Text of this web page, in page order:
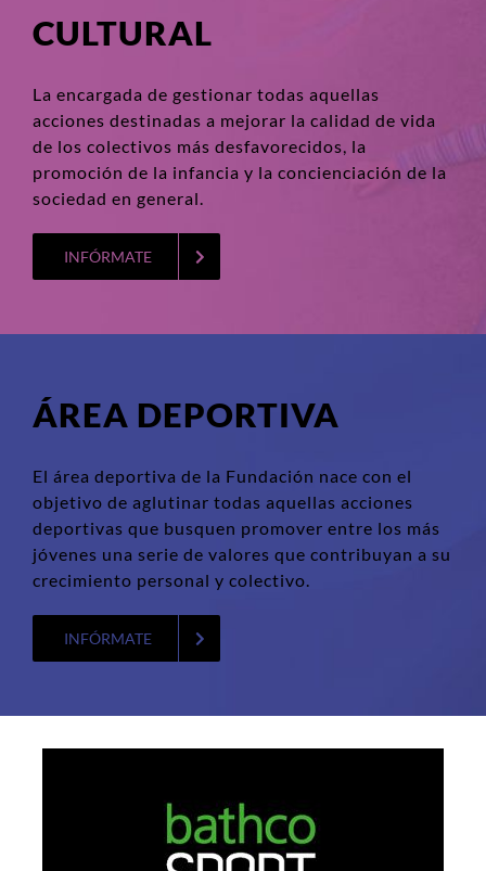
CULTURAL
La encargada de gestionar todas aquellas
acciones destinadas a mejorar la calidad de vida
de los colectivos más desfavorecidos, la
promoción de la infancia y la concienciación de la
sociedad en general.
INFÓRMATE
ÁREA DEPORTIVA
El área deportiva de la Fundación nace con el
objetivo de aglutinar todas aquellas acciones
deportivas que busquen promover entre los más
jóvenes una serie de valores que contribuyan a su
crecimiento personal y colectivo.
INFÓRMATE